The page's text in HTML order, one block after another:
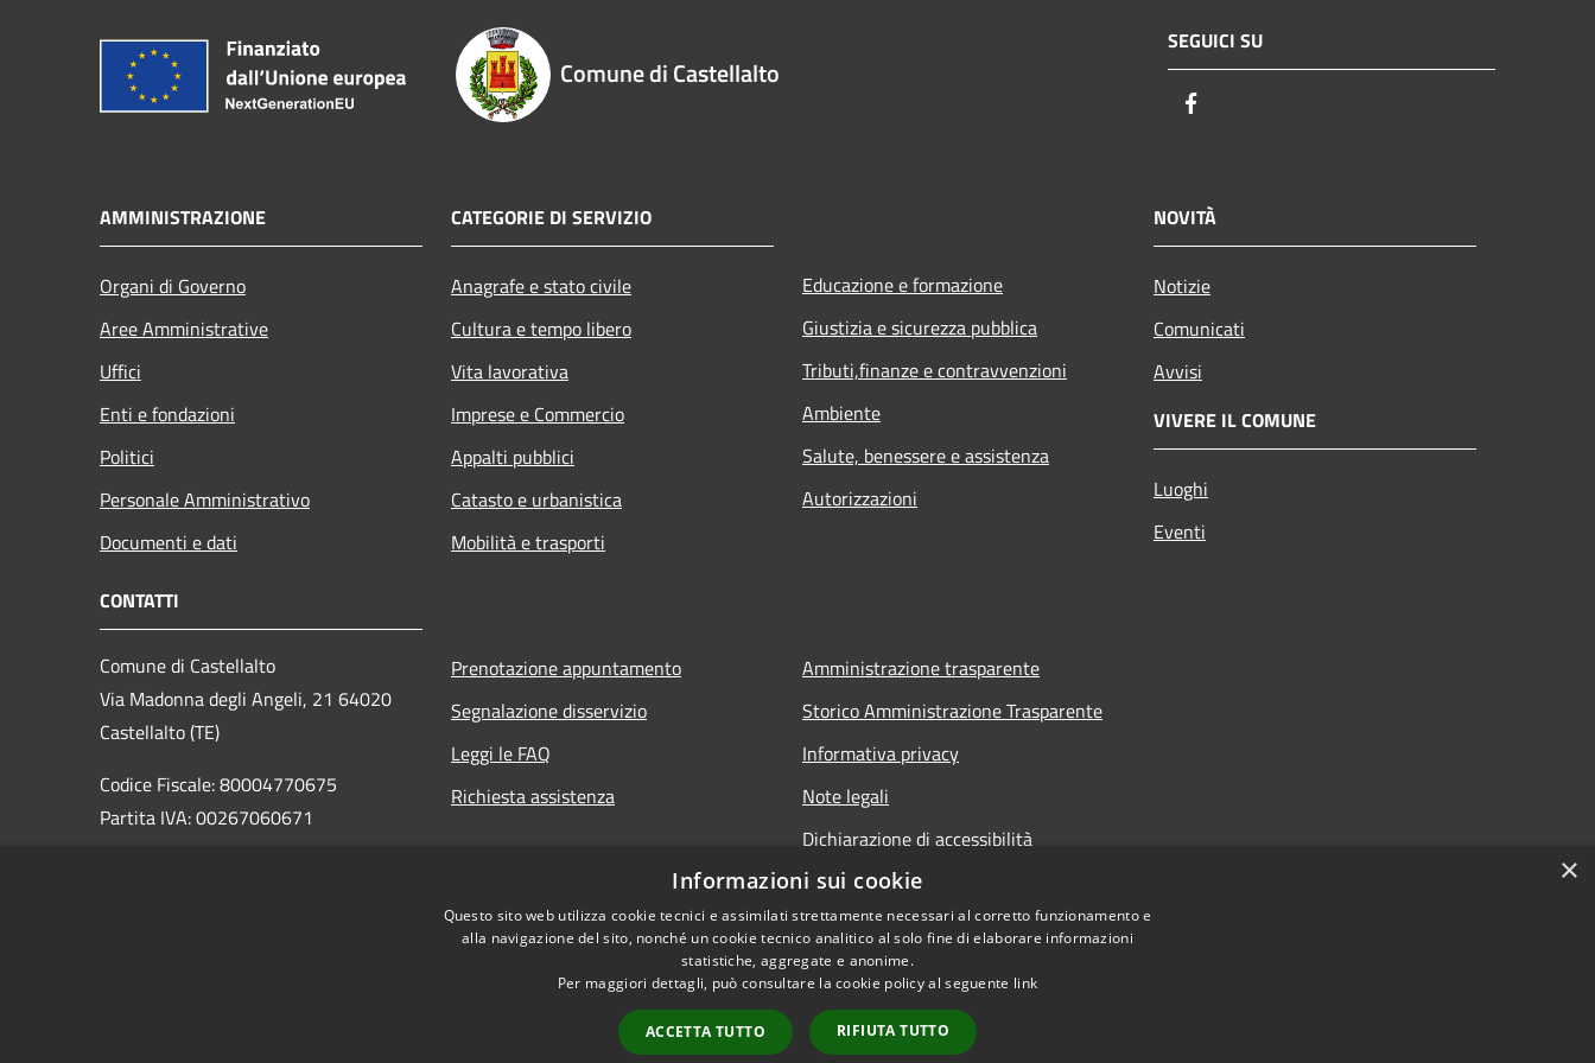
Comune di Castellalto
SEGUICI SU
AMMINISTRAZIONE
Organi di Governo
Aree Amministrative
Uffici
Enti e fondazioni
Politici
Personale Amministrativo
Documenti e dati
CATEGORIE DI SERVIZIO
Anagrafe e stato civile
Cultura e tempo libero
Vita lavorativa
Imprese e Commercio
Appalti pubblici
Catasto e urbanistica
Mobilità e trasporti
Educazione e formazione
Giustizia e sicurezza pubblica
Tributi,finanze e contravvenzioni
Ambiente
Salute, benessere e assistenza
Autorizzazioni
NOVITÀ
Notizie
Comunicati
Avvisi
VIVERE IL COMUNE
Luoghi
Eventi
CONTATTI
Comune di Castellalto
Via Madonna degli Angeli, 21 64020
Castellalto (TE)
Codice Fiscale: 80004770675
Partita IVA: 00267060671
Prenotazione appuntamento
Segnalazione disservizio
Leggi le FAQ
Richiesta assistenza
Amministrazione trasparente
Storico Amministrazione Trasparente
Informativa privacy
Note legali
Dichiarazione di accessibilità
×
Informazioni sui cookie
Questo sito web utilizza cookie tecnici e assimilati strettamente necessari al corretto funzionamento e
alla navigazione del sito, nonché un cookie tecnico analitico al solo fine di elaborare informazioni
statistiche, aggregate e anonime.
Per maggiori dettagli, può consultare la cookie policy al seguente link
ACCETTA TUTTO RIFIUTA TUTTO